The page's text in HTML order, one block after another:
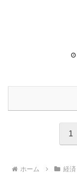
1
ホーム 経済